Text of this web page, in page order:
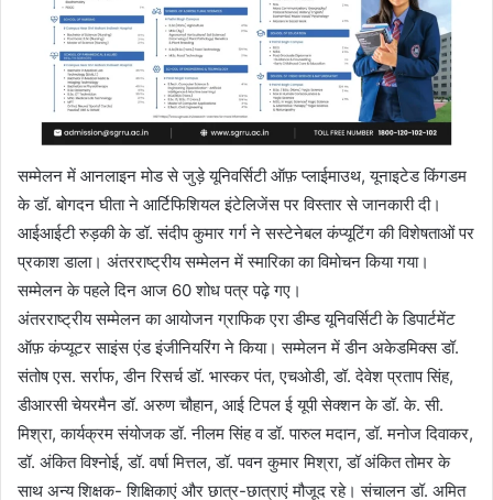
सम्मेलन में आनलाइन मोड से जुड़े यूनिवर्सिटी ऑफ़ प्लाईमाउथ, यूनाइटेड किंगडम
के डॉ. बोगदन घीता ने आर्टिफिशियल इंटेलिजेंस पर विस्तार से जानकारी दी।
आईआईटी रुड़की के डॉ. संदीप कुमार गर्ग ने सस्टेनेबल कंप्यूटिंग की विशेषताओं पर
प्रकाश डाला। अंतरराष्ट्रीय सम्मेलन में स्मारिका का विमोचन किया गया।
सम्मेलन के पहले दिन आज 60 शोध पत्र पढ़े गए।
अंतरराष्ट्रीय सम्मेलन का आयोजन ग्राफिक एरा डीम्ड यूनिवर्सिटी के डिपार्टमेंट
ऑफ़ कंप्यूटर साइंस एंड इंजीनियरिंग ने किया। सम्मेलन में डीन अकेडमिक्स डॉ.
संतोष एस. सर्राफ, डीन रिसर्च डॉ. भास्कर पंत, एचओडी, डॉ. देवेश प्रताप सिंह,
डीआरसी चेयरमैन डॉ. अरुण चौहान, आई टिपल ई यूपी सेक्शन के डॉ. के. सी.
मिश्रा, कार्यक्रम संयोजक डॉ. नीलम सिंह व डॉ. पारुल मदान, डॉ. मनोज दिवाकर,
डॉ. अंकित विश्नोई, डॉ. वर्षा मित्तल, डॉ. पवन कुमार मिश्रा, डॉ अंकित तोमर के
साथ अन्य शिक्षक- शिक्षिकाएं और छात्र-छात्राएं मौजूद रहे। संचालन डॉ. अमित